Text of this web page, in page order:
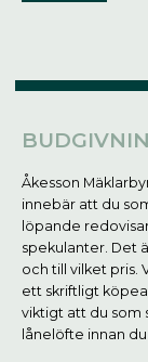
Åkesson
innebär att du
löpande
spekulanter. Det
och till vilket pris.
ett skriftligt
viktigt att du som
lånelöfte innan